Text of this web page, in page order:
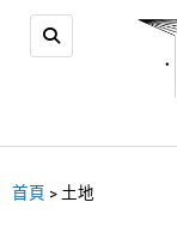
首頁 > 土地